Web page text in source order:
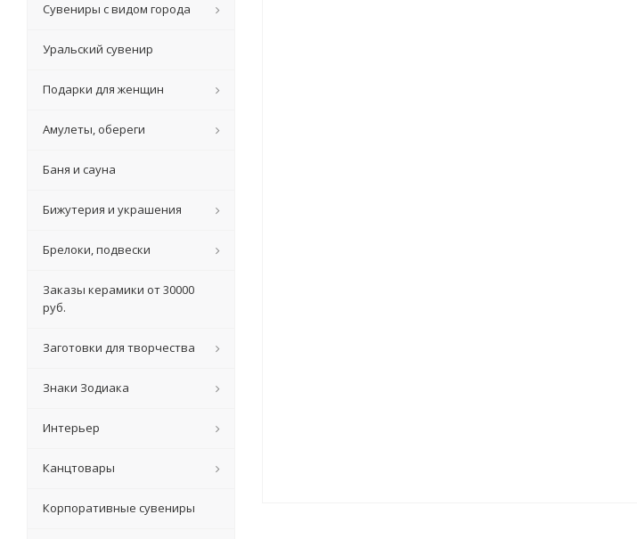
Сувениры с видом города
Уральский сувенир
Подарки для женщин
Амулеты, обереги
Баня и сауна
Бижутерия и украшения
Брелоки, подвески
Заказы керамики от 30000
руб.
Заготовки для творчества
Знаки Зодиака
Интерьер
Канцтовары
Корпоративные сувениры